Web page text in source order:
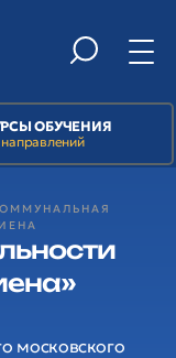
ОБУЧЕНИЯ
московского